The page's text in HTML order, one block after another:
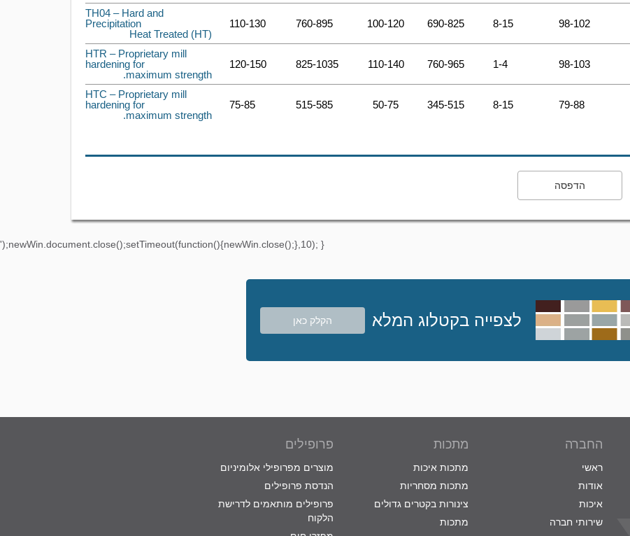
TH04 – Hard and
Precipitation
Heat Treated (HT)
110-130 760-895 100-120 690-825 8-15 98-102
HTR – Proprietary mill
hardening for
maximum strength.
120-150 825-1035 110-140 760-965 1-4 98-103
HTC – Proprietary mill
hardening for
maximum strength.
75-85 515-585 50-75 345-515 8-15 79-88
הדפסה
');newWin.document.close();setTimeout(function(){newWin.close();},10); }
לצפייה בקטלוג המלא הקלק כאן
החברה
ראשי
אודות
איכות
שירותי חברה
מתכות
מתכות איכות
מתכות מסחריות
צינורות בקטרים גדולים
מתכות
פרופילים
מוצרים מפרופילי אלומיניום
הנדסת פרופילים
פרופילים מותאמים לדרישת
הלקוח